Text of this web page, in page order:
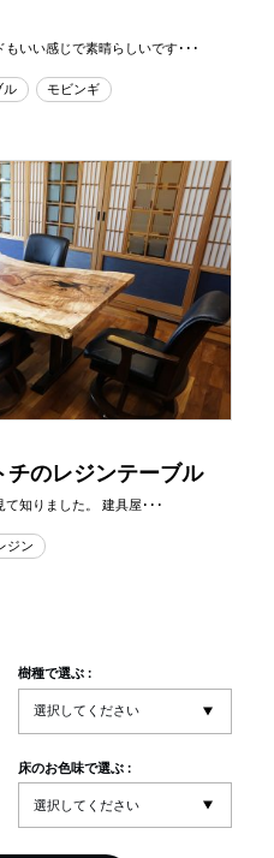
いい感じで素晴らしいです･･･
ル モビンギ
のレジンテーブル
知りました。 建具屋･･･
ジン
樹種で選ぶ :
床のお色味で選ぶ :